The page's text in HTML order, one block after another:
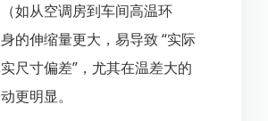
如从空调房到车间高温环
的伸缩量更大，易导致 “实际
尺寸偏差”，尤其在温差大的
更明显。